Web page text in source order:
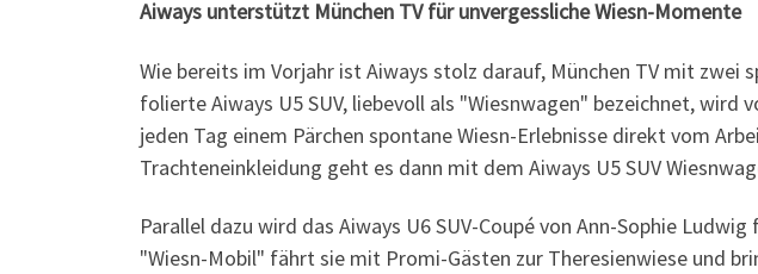
Aiways unterstützt München TV für unvergessliche Wiesn-Momente
Wie bereits im Vorjahr ist Aiways stolz darauf, München TV mit
folierte Aiways U5 SUV, liebevoll als "Wiesnwagen" bezeichnet,
jeden Tag einem Pärchen spontane Wiesn-Erlebnisse direkt vom
Trachteneinkleidung geht es dann mit dem Aiways U5 SUV
Parallel dazu wird das Aiways U6 SUV-Coupé von Ann-Sophie
"Wiesn-Mobil" fährt sie mit Promi-Gästen zur Theresienwiese und